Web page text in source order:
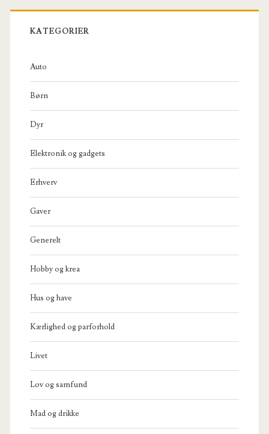
KATEGORIER
Auto
Børn
Dyr
Elektronik og gadgets
Erhverv
Gaver
Generelt
Hobby og krea
Hus og have
Kærlighed og parforhold
Livet
Lov og samfund
Mad og drikke